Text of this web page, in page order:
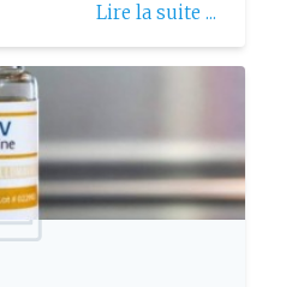
Lire la suite ...